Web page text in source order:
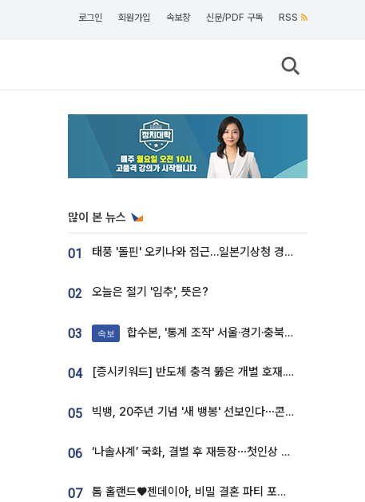
로그인 회원가입 속보창 신문/PDF 구독 RSS
많이 본 뉴스
01 태풍 '돌핀' 오키나와 접근…일본기상청 경로 업데이트
02 오늘은 절기 '입추', 뜻은?
03 속보 합수본, '통계 조작' 서울·경기·충북 선관위 등 추가 압수수색
04 [증시키워드] 반도체 충격 뚫은 개별 호재...포스코퓨처엠·에코프로·한화솔루션 '눈길'
05 빅뱅, 20주년 기념 '새 뱅봉' 선보인다⋯콘서트 앞두고 팝업 개최
06 ‘나솔사계’ 국화, 결별 후 재등장⋯첫인상 투표 휩쓸고 ‘인기녀’ 등극
07 톰 홀랜드♥젠데이아, 비밀 결혼 파티 포착⋯호텔 대관비만 9억